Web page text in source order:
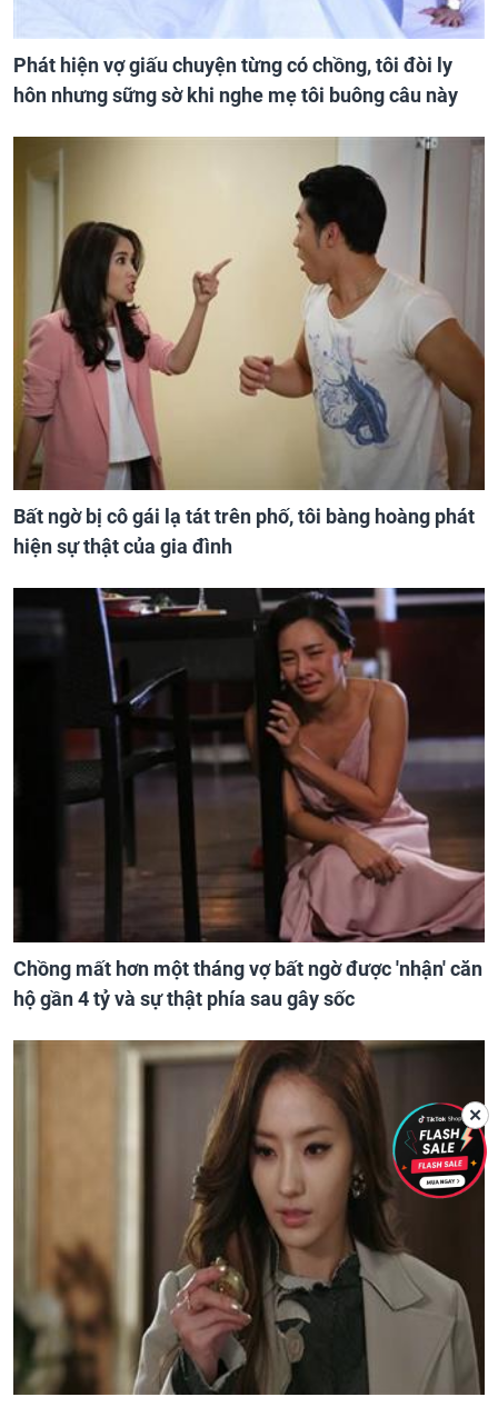
Phát hiện vợ giấu chuyện từng có chồng, tôi đòi ly
hôn nhưng sững sờ khi nghe mẹ tôi buông câu này
Bất ngờ bị cô gái lạ tát trên phố, tôi bàng hoàng phát
hiện sự thật của gia đình
Chồng mất hơn một tháng vợ bất ngờ được 'nhận' căn
hộ gần 4 tỷ và sự thật phía sau gây sốc
✕